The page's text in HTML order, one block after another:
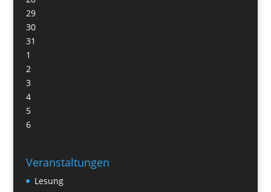
29
30
31
1
2
3
4
5
6
Veranstaltungen
Lesung